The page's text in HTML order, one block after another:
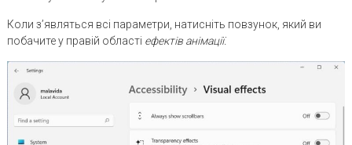
Коли з’являться всі параметри, натисніть повзунок, який ви
побачите у правій області ефектів анімації.